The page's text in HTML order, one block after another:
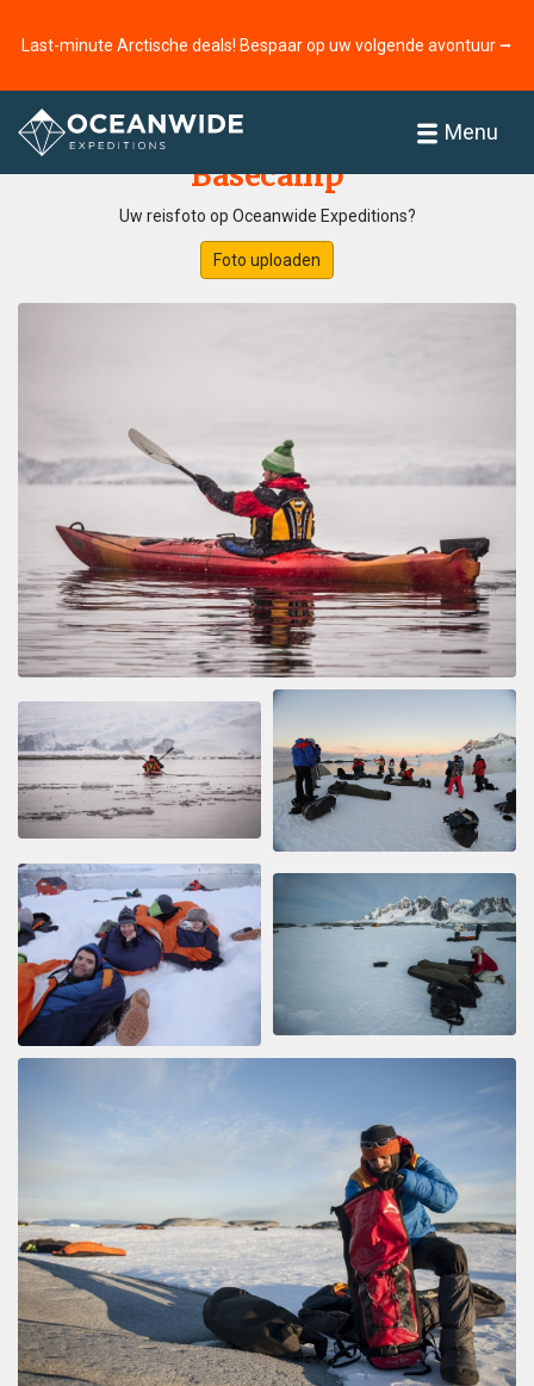
Last-minute Arctische deals! Bespaar op uw volgende avontuur ⭢
Menu
Home
Basecamp
Uw reisfoto op Oceanwide Expeditions?
Foto uploaden